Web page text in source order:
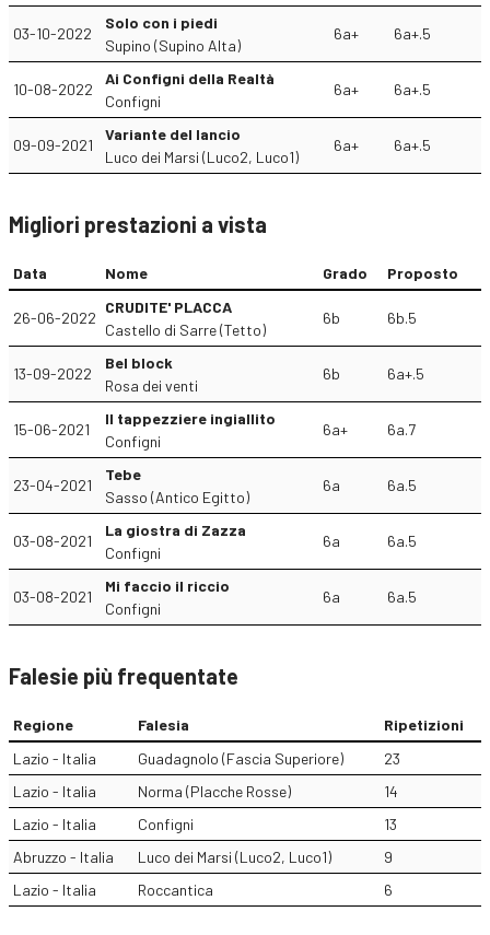
03-10-2022
Solo con i piedi
Supino (Supino Alta)
6a+ 6a+.5
10-08-2022
Ai Configni della Realtà
Configni
6a+ 6a+.5
09-09-2021
Variante del lancio
Luco dei Marsi (Luco2, Luco1)
6a+ 6a+.5
Migliori prestazioni a vista
Data Nome Grado Proposto
26-06-2022
CRUDITE' PLACCA
Castello di Sarre (Tetto)
6b 6b.5
13-09-2022
Bel block
Rosa dei venti
6b 6a+.5
15-06-2021
Il tappezziere ingiallito
Configni
6a+ 6a.7
23-04-2021
Tebe
Sasso (Antico Egitto)
6a 6a.5
03-08-2021
La giostra di Zazza
Configni
6a 6a.5
03-08-2021
Mi faccio il riccio
Configni
6a 6a.5
Falesie più frequentate
Regione Falesia
Ripetizioni
Lazio - Italia
Guadagnolo (Fascia Superiore)
23
Lazio - Italia
Norma (Placche Rosse)
14
Lazio - Italia
Configni
13
Abruzzo - Italia
Luco dei Marsi (Luco2, Luco1)
9
Lazio - Italia
Roccantica 6